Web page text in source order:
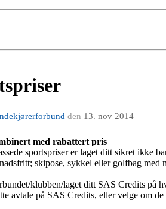
den 13. nov 2014
med rabattert pris
sportspriser er laget ditt sikret ikke
skipose, sykkel eller golfbag
klubben/laget ditt SAS Credits på
avtale på SAS Credits, eller velge om